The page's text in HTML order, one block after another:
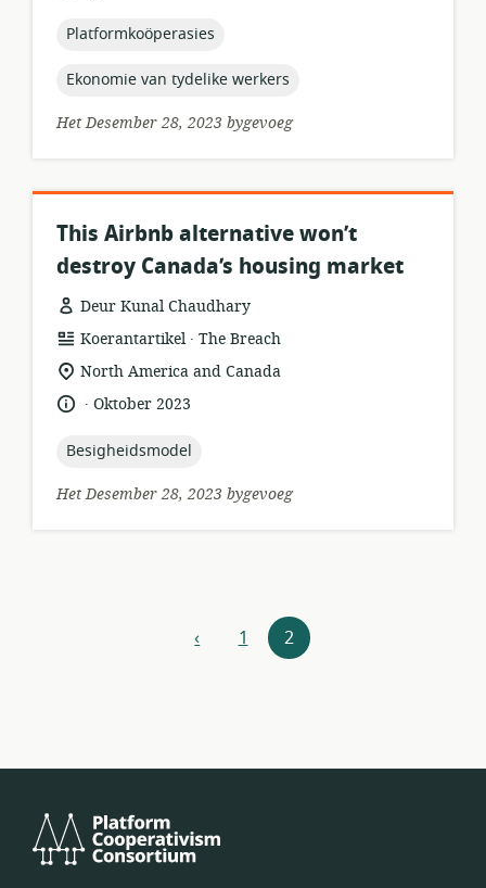
topic:
Platformkoöperasies
topic:
Ekonomie van tydelike werkers
Het Desember 28, 2023 bygevoeg
This Airbnb alternative won’t
destroy Canada’s housing market
Deur Kunal Chaudhary
hulpbronformaat:
Koerantartikel .
uitgewer:
The Breach
ligging
van
relevansie:
North America and Canada
taal:.
datumOktober 2023
topic:
Besigheidsmodel
Het Desember 28, 2023 bygevoeg
‹vorige
1 2
Platform